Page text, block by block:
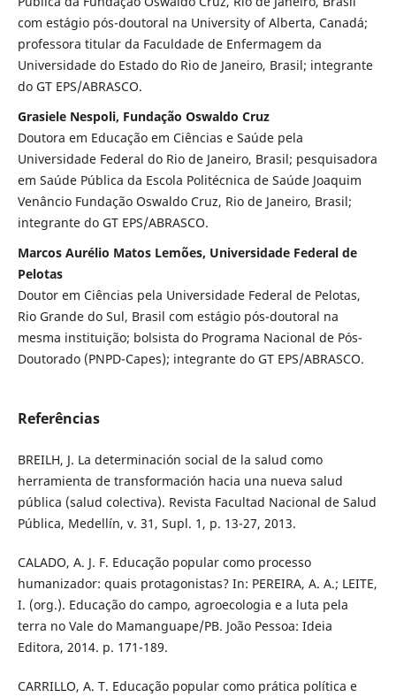
com estágio pós-doutoral na University of Alberta, Canadá;
professora titular da Faculdade de Enfermagem da
Universidade do Estado do Rio de Janeiro, Brasil; integrante
do GT EPS/ABRASCO.
Grasiele Nespoli, Fundação Oswaldo Cruz
Doutora em Educação em Ciências e Saúde pela
Universidade Federal do Rio de Janeiro, Brasil; pesquisadora
em Saúde Pública da Escola Politécnica de Saúde Joaquim
Venâncio Fundação Oswaldo Cruz, Rio de Janeiro, Brasil;
integrante do GT EPS/ABRASCO.
Marcos Aurélio Matos Lemões, Universidade Federal de
Pelotas
Doutor em Ciências pela Universidade Federal de Pelotas,
Rio Grande do Sul, Brasil com estágio pós-doutoral na
mesma instituição; bolsista do Programa Nacional de Pós-
Doutorado (PNPD-Capes); integrante do GT EPS/ABRASCO.
Referências
BREILH, J. La determinación social de la salud como
herramienta de transformación hacia una nueva salud
pública (salud colectiva). Revista Facultad Nacional de Salud
Pública, Medellín, v. 31, Supl. 1, p. 13-27, 2013.
CALADO, A. J. F. Educação popular como processo
humanizador: quais protagonistas? In: PEREIRA, A. A.; LEITE,
I. (org.). Educação do campo, agroecologia e a luta pela
terra no Vale do Mamanguape/PB. João Pessoa: Ideia
Editora, 2014. p. 171-189.
CARRILLO, A. T. Educação popular como prática política e